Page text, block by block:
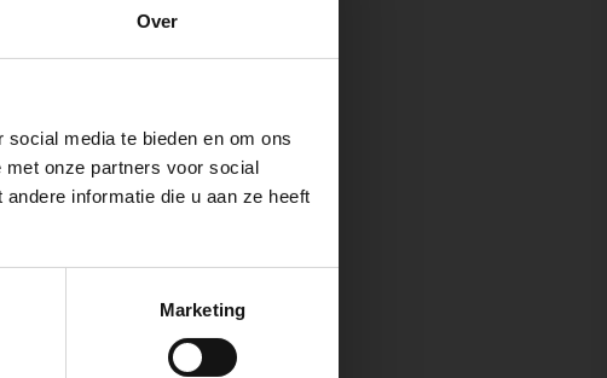
Over
media te bieden en om ons
onze partners voor social
informatie die u aan ze heeft
Marketing